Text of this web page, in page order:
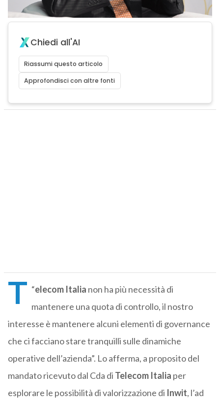
Chiedi all'AI
Riassumi questo articolo
Approfondisci con altre fonti
“
T elecom Italia non ha più necessità di
mantenere una quota di controllo, il nostro
interesse è mantenere alcuni elementi di governance
che ci facciano stare tranquilli sulle dinamiche
operative dell’azienda”. Lo afferma, a proposito del
mandato ricevuto dal Cda di Telecom Italia per
esplorare le possibilità di valorizzazione di Inwit, l’ad